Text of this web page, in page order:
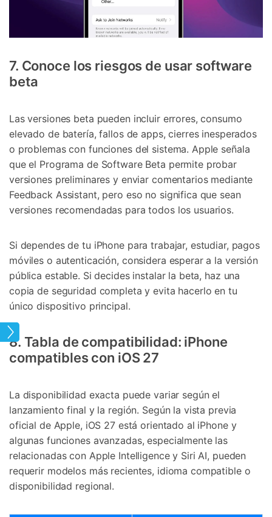
7. Conoce los riesgos de usar software
beta
Las versiones beta pueden incluir errores, consumo
elevado de batería, fallos de apps, cierres inesperados
o problemas con funciones del sistema. Apple señala
que el Programa de Software Beta permite probar
versiones preliminares y enviar comentarios mediante
Feedback Assistant, pero eso no significa que sean
versiones recomendadas para todos los usuarios.
Si dependes de tu iPhone para trabajar, estudiar, pagos
móviles o autenticación, considera esperar a la versión
pública estable. Si decides instalar la beta, haz una
copia de seguridad completa y evita hacerlo en tu
único dispositivo principal.
8. Tabla de compatibilidad: iPhone
compatibles con iOS 27
La disponibilidad exacta puede variar según el
lanzamiento final y la región. Según la vista previa
oficial de Apple, iOS 27 está orientado al iPhone y
algunas funciones avanzadas, especialmente las
relacionadas con Apple Intelligence y Siri AI, pueden
requerir modelos más recientes, idioma compatible o
disponibilidad regional.
26